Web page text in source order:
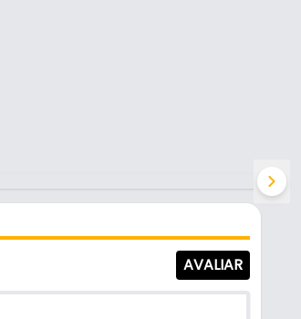
AVALIAR